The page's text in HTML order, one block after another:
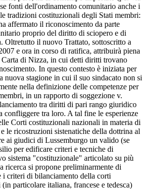
fonti dell'ordinamento comunitario anche i
tradizioni costituzionali degli Stati membri:
affermato il riconoscimento da parte
proprio del diritto di sciopero e di
Oltretutto il nuovo Trattato, sottoscritto a
e ora in corso di ratifica, attribuirà piena
di Nizza, in cui detti diritti trovano
In questo contesto è iniziata per
nuova stagione in cui il suo sindacato non si
nella definizione delle competenze per
in un rapporto di soggezione v.
tra diritti di pari rango giuridico
confliggere tra loro. A tal fine le esperienze
Corti costituzionali nazionali in materia di
le ricostruzioni sistenatiche della dottrina al
ai giudici di Lussemburgo un valido (se
per edificare criteri e tecniche di
sistema "costituzionale" articolato su più
ricerca si propone preliminarmente di
i criteri di bilanciamento della corti
particolare italiana, francese e tedesca)